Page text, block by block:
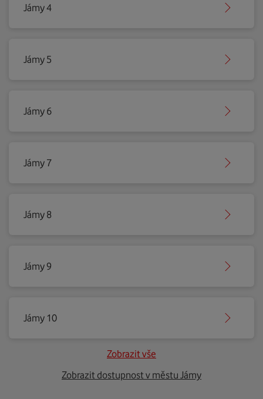
Jámy 4
Jámy 5
Jámy 6
Jámy 7
Jámy 8
Jámy 9
Jámy 10
Zobrazit vše
Zobrazit dostupnost v městu Jámy